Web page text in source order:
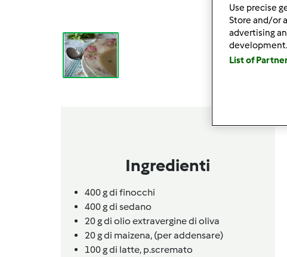
Ingredienti
400gdi finocchi
400gdi sedano
20gdi olio extravergine di oliva
20gdi maizena, (per addensare)
100gdi latte, p.scremato
Use precise
Store and/or
advertising
development.
List of